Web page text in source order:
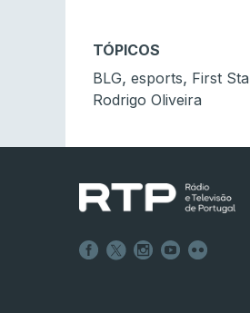
TÓPICOS
BLG, esports, First
Rodrigo Oliveira